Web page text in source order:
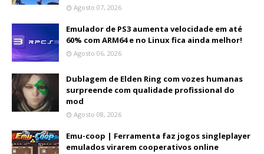
Agosto 07, 2026
Emulador de PS3 aumenta velocidade em até
60% com ARM64 e no Linux fica ainda melhor!
Agosto 06, 2026
Dublagem de Elden Ring com vozes humanas
surpreende com qualidade profissional do
mod
Agosto 08, 2026
Emu-coop | Ferramenta faz jogos singleplayer
emulados virarem cooperativos online